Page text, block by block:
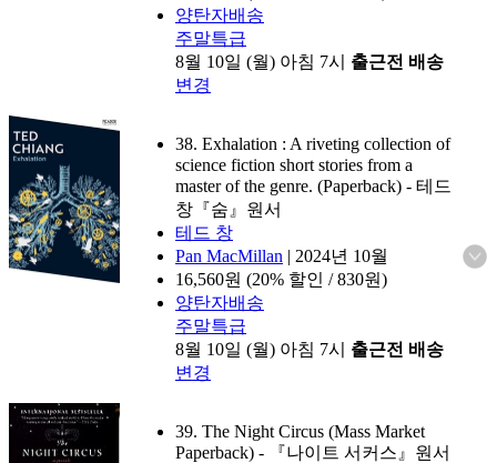
양탄자배송
주말특급
8월 10일 (월) 아침 7시 출근전 배송
변경
38. Exhalation : A riveting collection of
science fiction short stories from a
master of the genre. (Paperback) - 테드
창『숨』원서
테드 창
Pan MacMillan | 2024년 10월
16,560원 (20% 할인 / 830원)
양탄자배송
주말특급
8월 10일 (월) 아침 7시 출근전 배송
변경
39. The Night Circus (Mass Market
Paperback) - 『나이트 서커스』원서